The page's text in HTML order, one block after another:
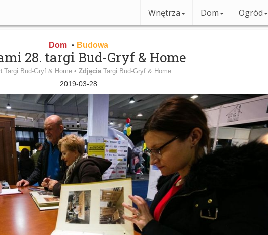
Wnętrza Dom Ogród
Dom • Budowa
28. targi Bud-Gryf & Home
Targi Bud-Gryf & Home • Zdjęcia Targi Bud-Gryf & Home
2019-03-28